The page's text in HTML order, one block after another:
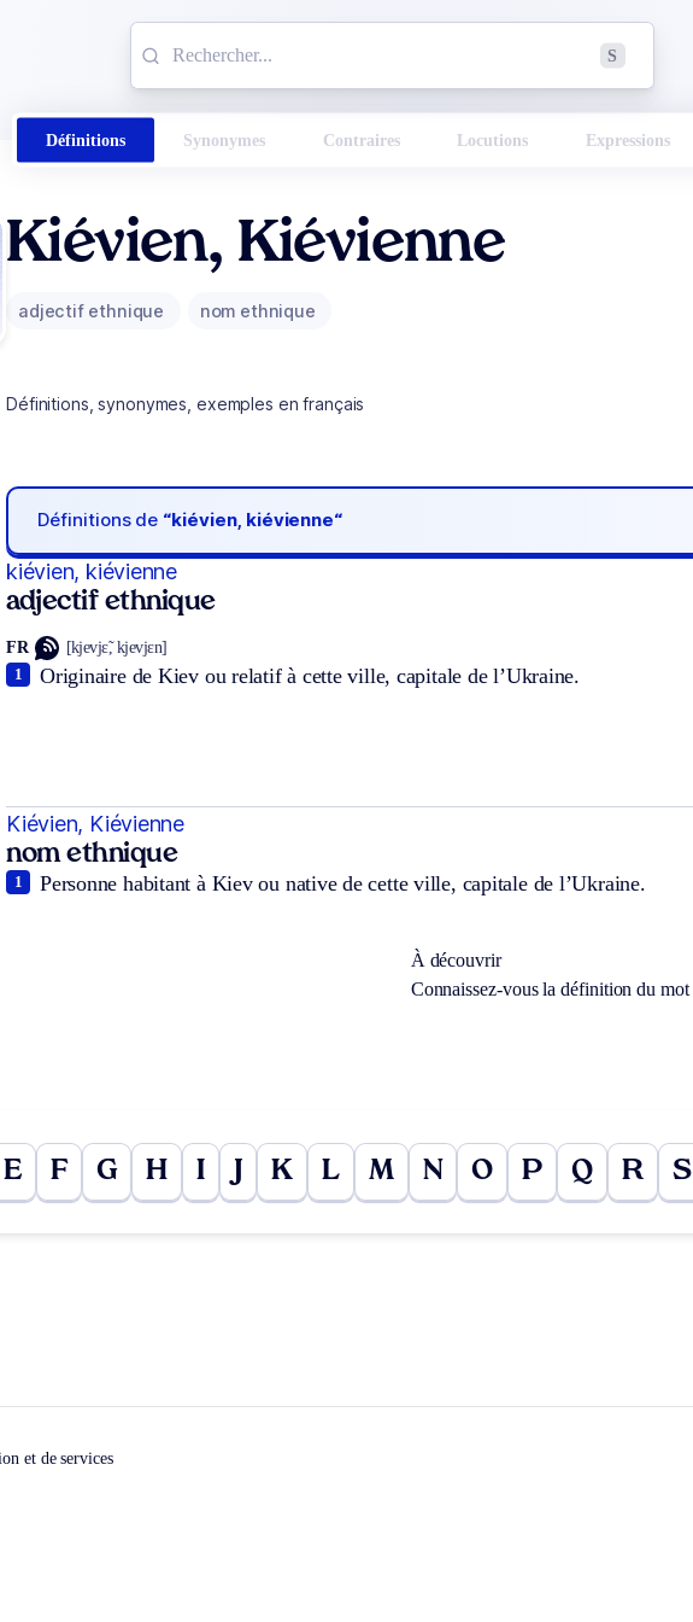
S
Définitions Synonymes Contraires Locutions Expressions
Kiévien, Kiévienne
adjectif ethnique nom ethnique
Définitions, synonymes, exemples en français
Définitions de “kiévien, kiévienne“
kiévien, kiévienne
adjectif ethnique
FR [kjevjɛ̃, kjevjɛn]
Originaire de Kiev ou relatif à cette ville, capitale de l’Ukraine.
1
Kiévien, Kiévienne
nom ethnique
Personne habitant à Kiev ou native de cette ville, capitale de l’Ukraine.
1
À découvrir
Connaissez-vous la définition du mot
E F G H I K L M N O P Q R S
et de services